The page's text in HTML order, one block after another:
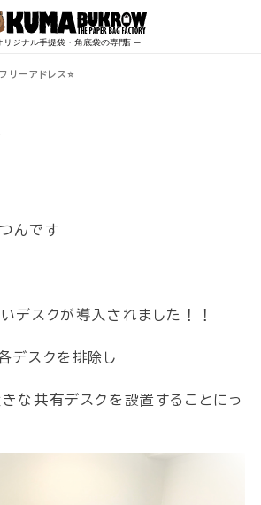
フリーアドレス⭐
んです
デスクが導入されました！！
デスクを排除し
な共有デスクを設置することにっ